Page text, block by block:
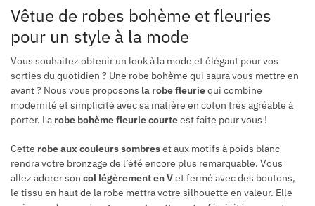
Vêtue de robes bohème et fleuries
pour un style à la mode
Vous souhaitez obtenir un look à la mode et élégant pour vos
sorties du quotidien ? Une robe bohème qui saura vous mettre en
avant ? Nous vous proposons la robe fleuriequi combine
modernité et simplicité avec sa matière en coton très agréable à
porter. La robe bohème fleurie courteest faite pour vous !
Cette robe aux couleurs sombreset aux motifs à poids blanc
rendra votre bronzage de l’été encore plus remarquable. Vous
allez adorer son col légèrement en Vet fermé avec des boutons,
le tissu en haut de la robe mettra votre silhouette en valeur. Elle